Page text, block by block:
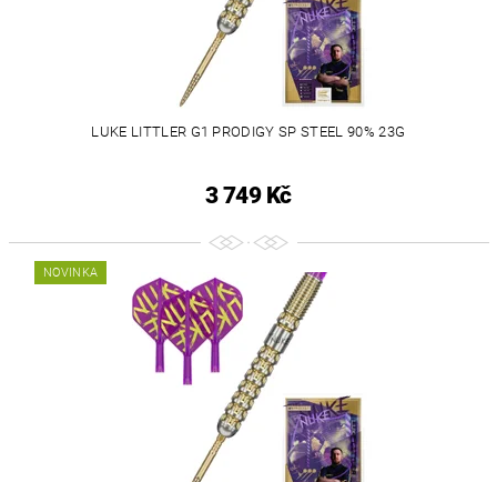
LUKE LITTLER G1 PRODIGY SP STEEL 90% 23G
3 749 Kč
NOVINKA